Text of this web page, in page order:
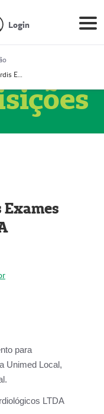
Login
Prestador Decordis Exames Cardiológicos LTDA (51004347-4)
Exames
para
Unimed Local,
LTDA